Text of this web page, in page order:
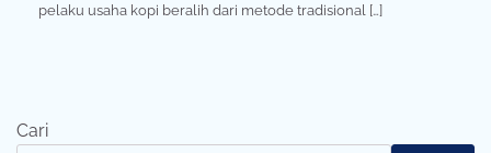
pelaku usaha kopi beralih dari metode tradisional […]
Cari